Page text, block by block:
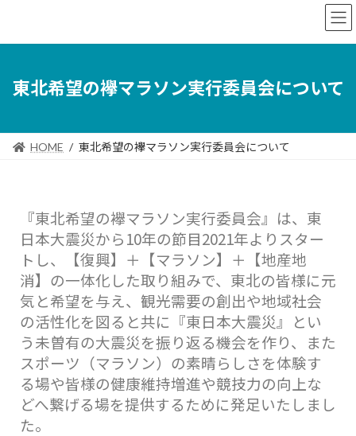
東北希望の襷マラソン実行委員会について
HOME 東北希望の襷マラソン実行委員会について
『東北希望の襷マラソン実行委員会』は、東
日本大震災から10年の節目2021年よりスター
トし、【復興】＋【マラソン】＋【地産地
消】の一体化した取り組みで、東北の皆様に元
気と希望を与え、観光需要の創出や地域社会
の活性化を図ると共に『東日本大震災』とい
う未曽有の大震災を振り返る機会を作り、また
スポーツ（マラソン）の素晴らしさを体験す
る場や皆様の健康維持増進や競技力の向上な
どへ繋げる場を提供するために発足いたしまし
た。